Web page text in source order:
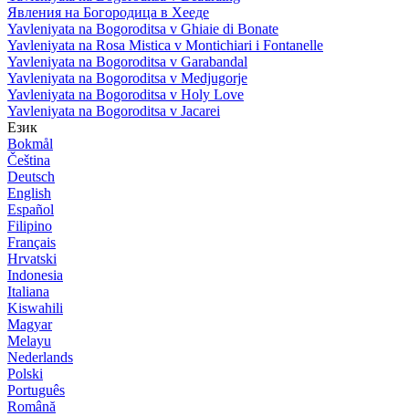
Явления на Богородица в Хееде
Yavleniyata na Bogoroditsa v Ghiaie di Bonate
Yavleniyata na Rosa Mistica v Montichiari i Fontanelle
Yavleniyata na Bogoroditsa v Garabandal
Yavleniyata na Bogoroditsa v Medjugorje
Yavleniyata na Bogoroditsa v Holy Love
Yavleniyata na Bogoroditsa v Jacarei
Език
Bokmål
Čeština
Deutsch
English
Español
Filipino
Français
Hrvatski
Indonesia
Italiana
Kiswahili
Magyar
Melayu
Nederlands
Polski
Português
Română